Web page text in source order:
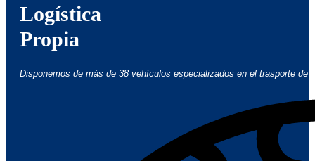
Logística
Propia
Disponemos de más de 38 vehículos especializados en el trasporte de